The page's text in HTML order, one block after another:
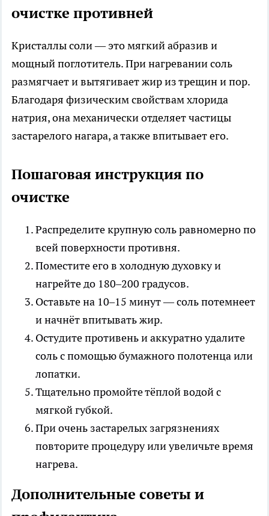
очистке противней
Кристаллы соли — это мягкий абразив и
мощный поглотитель. При нагревании соль
размягчает и вытягивает жир из трещин и пор.
Благодаря физическим свойствам хлорида
натрия, она механически отделяет частицы
застарелого нагара, а также впитывает его.
Пошаговая инструкция по
очистке
Распределите крупную соль равномерно по
всей поверхности противня.
Поместите его в холодную духовку и
нагрейте до 180–200 градусов.
Оставьте на 10–15 минут — соль потемнеет
и начнёт впитывать жир.
Остудите противень и аккуратно удалите
соль с помощью бумажного полотенца или
лопатки.
Тщательно промойте тёплой водой с
мягкой губкой.
При очень застарелых загрязнениях
повторите процедуру или увеличьте время
нагрева.
Дополнительные советы и